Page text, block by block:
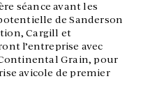
séance avant les
de Sanderson
Cargill et
l’entreprise avec
Grain, pour
avicole de premier